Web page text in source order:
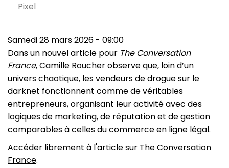
Pixel
Samedi 28 mars 2026 - 09:00
Dans un nouvel article pour The Conversation
France,Camille Roucherobserve que, loin d’un
univers chaotique, les vendeurs de drogue sur le
darknet fonctionnent comme de véritables
entrepreneurs, organisant leur activité avec des
logiques de marketing, de réputation et de gestion
comparables à celles du commerce en ligne légal.
Accéder librement à l'article sur The Conversation
France.